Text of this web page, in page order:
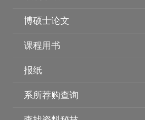
博硕士论文
课程用书
报纸
系所荐购查询